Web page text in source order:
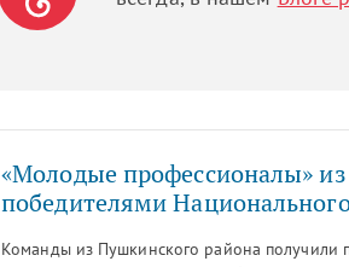
«Молодые профессионалы»
победителями
Команды из Пушкинского района получили